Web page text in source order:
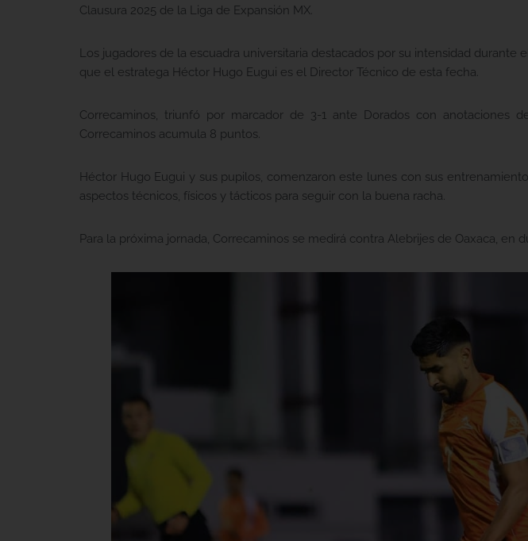
Clausura 2025 de la Liga de Expansión MX.
Los jugadores de la escuadra universitaria destacados por su intensidad
que el estratega Héctor Hugo Eugui es el Director Técnico de esta fecha.
Correcaminos, triunfó por marcador de 3-1 ante Dorados con anotaciones
Correcaminos acumula 8 puntos.
Héctor Hugo Eugui y sus pupilos, comenzaron este lunes con sus
aspectos técnicos, físicos y tácticos para seguir con la buena racha.
Para la próxima jornada, Correcaminos se medirá contra Alebrijes de Oaxaca,